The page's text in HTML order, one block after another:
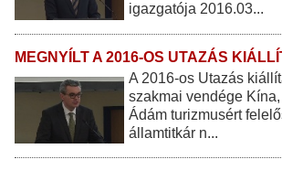
igazgatója 2016.03...
MEGNYÍLT A 2016-OS UTAZÁS
A 2016-os Utazás
szakmai vendége
Ádám turizmusért
államtitkár n...